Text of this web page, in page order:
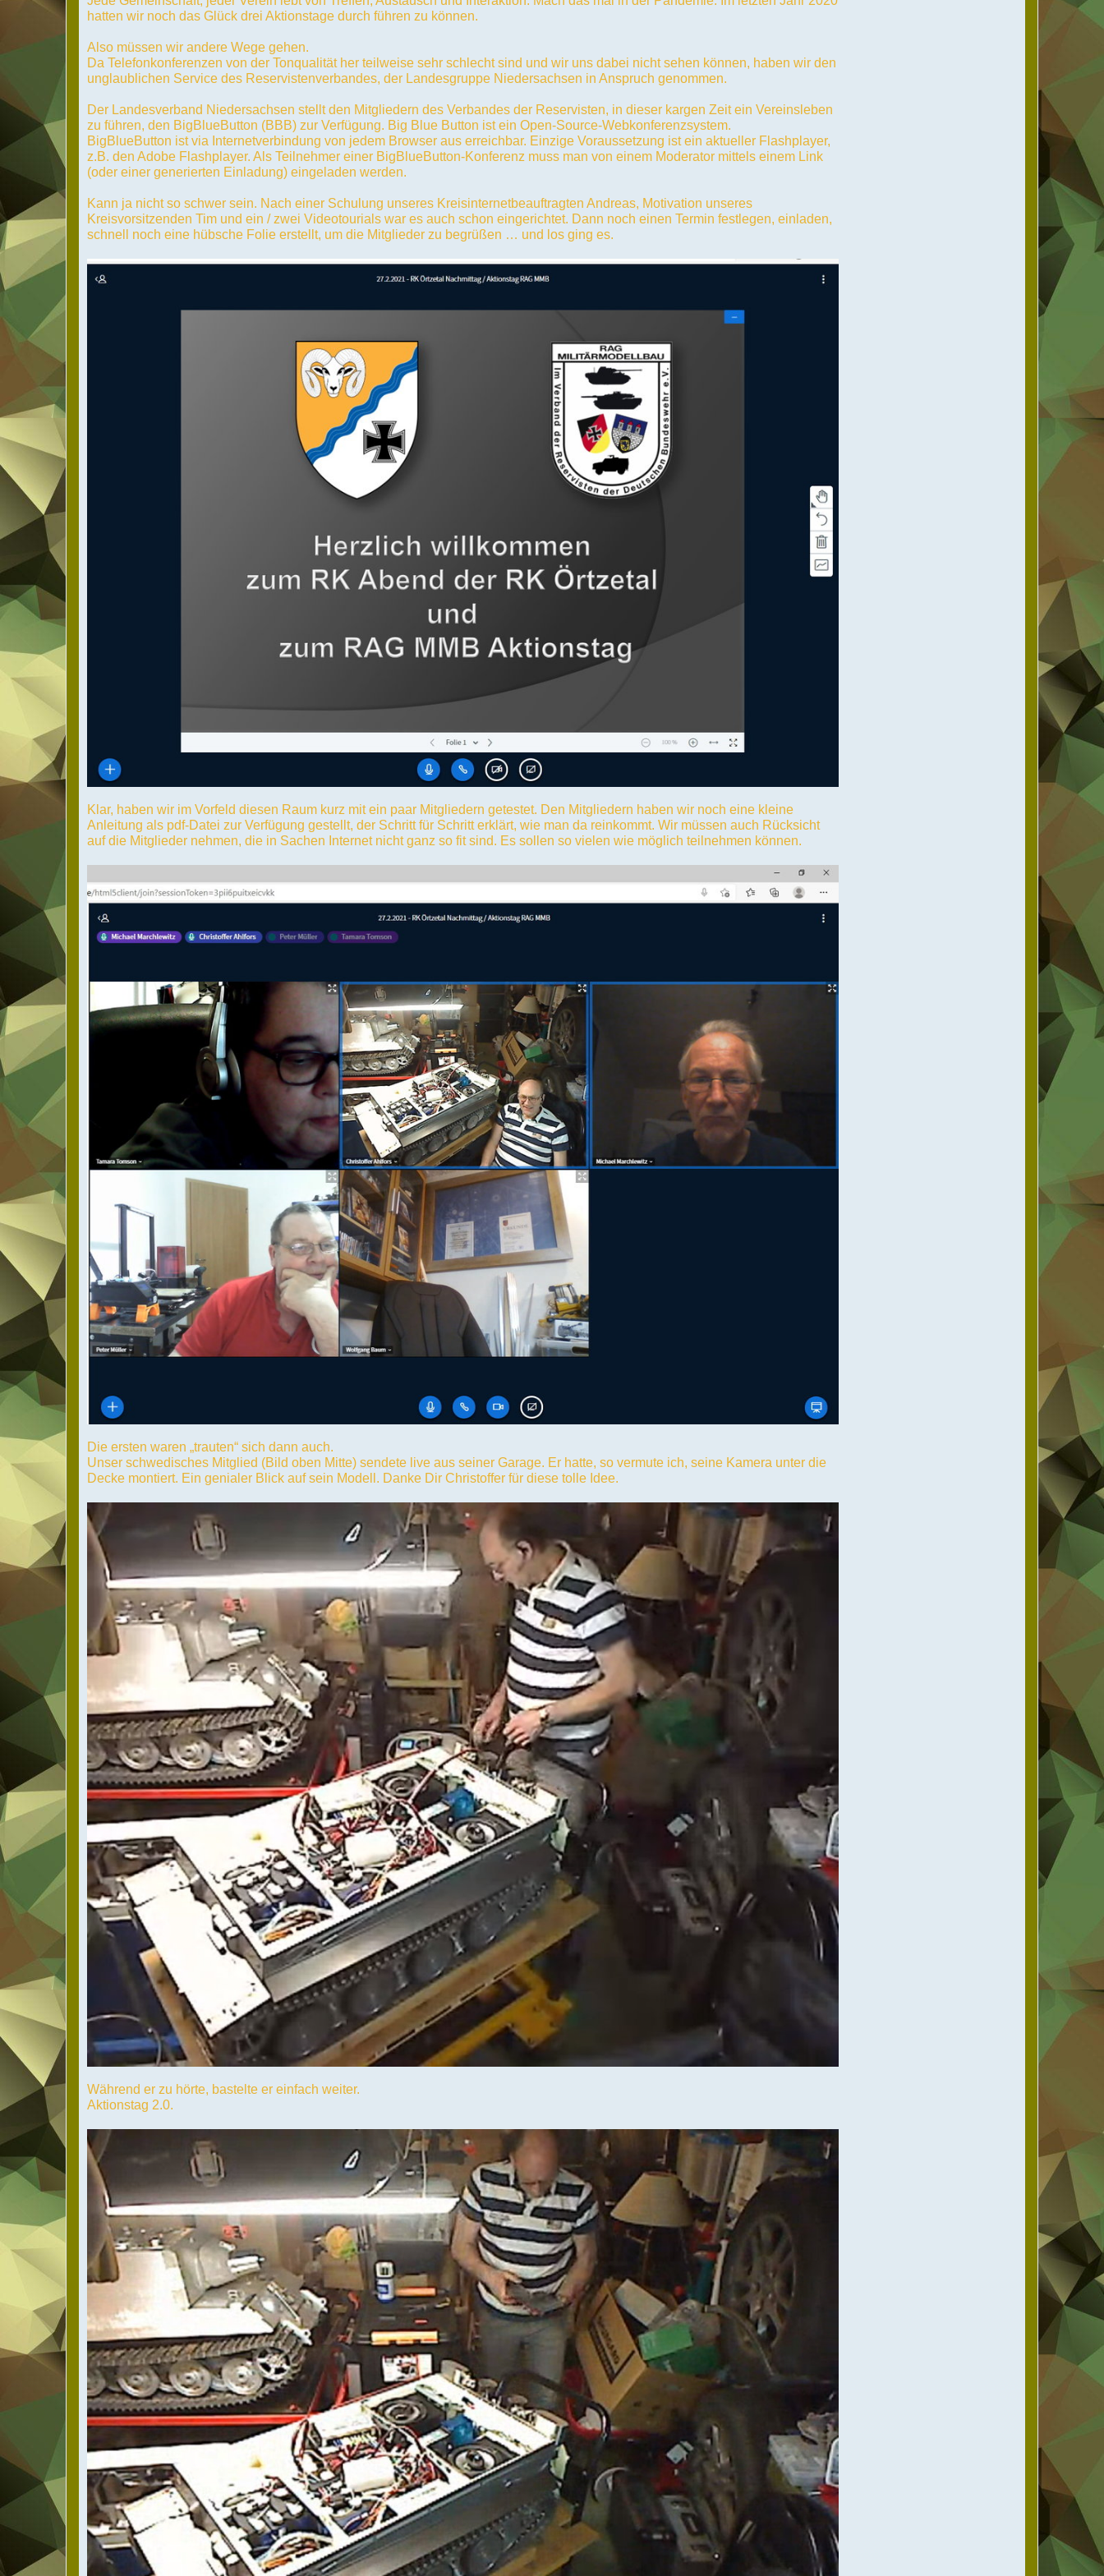
hatten wir noch das Glück drei Aktionstage durch führen zu können.
Also müssen wir andere Wege gehen.
Da Telefonkonferenzen von der Tonqualität her teilweise sehr schlecht sind und wir uns dabei nicht sehen können, haben wir den
unglaublichen Service des Reservistenverbandes, der Landesgruppe Niedersachsen in Anspruch genommen.
Der Landesverband Niedersachsen stellt den Mitgliedern des Verbandes der Reservisten, in dieser kargen Zeit ein Vereinsleben
zu führen, den BigBlueButton (BBB) zur Verfügung. Big Blue Button ist ein Open-Source-Webkonferenzsystem.
BigBlueButton ist via Internetverbindung von jedem Browser aus erreichbar. Einzige Voraussetzung ist ein aktueller Flashplayer,
z.B. den Adobe Flashplayer. Als Teilnehmer einer BigBlueButton-Konferenz muss man von einem Moderator mittels einem Link
(oder einer generierten Einladung) eingeladen werden.
Kann ja nicht so schwer sein. Nach einer Schulung unseres Kreisinternetbeauftragten Andreas, Motivation unseres
Kreisvorsitzenden Tim und ein / zwei Videotourials war es auch schon eingerichtet. Dann noch einen Termin festlegen, einladen,
schnell noch eine hübsche Folie erstellt, um die Mitglieder zu begrüßen … und los ging es.
Klar, haben wir im Vorfeld diesen Raum kurz mit ein paar Mitgliedern getestet. Den Mitgliedern haben wir noch eine kleine
Anleitung als pdf-Datei zur Verfügung gestellt, der Schritt für Schritt erklärt, wie man da reinkommt. Wir müssen auch Rücksicht
auf die Mitglieder nehmen, die in Sachen Internet nicht ganz so fit sind. Es sollen so vielen wie möglich teilnehmen können.
Die ersten waren „trauten“ sich dann auch.
Unser schwedisches Mitglied (Bild oben Mitte) sendete live aus seiner Garage. Er hatte, so vermute ich, seine Kamera unter die
Decke montiert. Ein genialer Blick auf sein Modell. Danke Dir Christoffer für diese tolle Idee.
Während er zu hörte, bastelte er einfach weiter.
Aktionstag 2.0.